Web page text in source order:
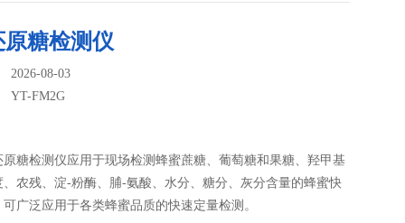
糖检测仪
2026-08-03
YT-FM2G
原糖检测仪应用于现场检测蜂蜜蔗糖、葡萄糖和果糖、羟甲基
、农残、淀-粉酶、脯-氨酸、水分、糖分、灰分含量的蜂蜜快
广泛应用于各类蜂蜜品质的快速定量检测。